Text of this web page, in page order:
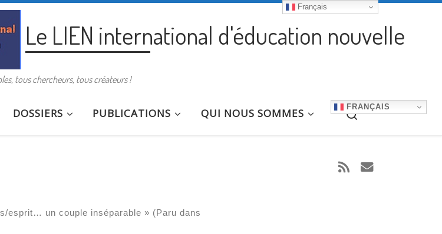
Le LIEN international d'éducation nouvelle
tous chercheurs, tous créateurs !
DOSSIERS PUBLICATIONS QUI NOUS SOMMES FRANÇAIS
Search
esprit… un couple inséparable » (Paru dans
Français